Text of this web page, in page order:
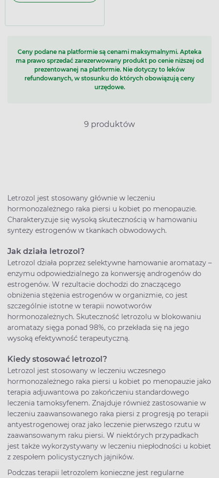
Ceny podane na platformie są cenami maksymalnymi. Apteka
ma prawo sprzedać zarezerwowany produkt po cenie niższej od
prezentowanej na platformie. Nie dotyczy to leków
refundowanych, w stosunku do których obowiązują ceny
urzędowe.
9 produktów
Letrozol jest stosowany głównie w leczeniu
hormonozależnego raka piersi u kobiet po menopauzie.
Charakteryzuje się wysoką skutecznością w hamowaniu
syntezy estrogenów w tkankach obwodowych.
Jak działa letrozol?
Letrozol działa poprzez selektywne hamowanie aromatazy –
enzymu odpowiedzialnego za konwersję androgenów do
estrogenów. W rezultacie dochodzi do znaczącego
obniżenia stężenia estrogenów w organizmie, co jest
szczególnie istotne w terapii nowotworów
hormonozależnych. Skuteczność letrozolu w blokowaniu
aromatazy sięga ponad 98%, co przekłada się na jego
wysoką efektywność terapeutyczną.
Kiedy stosować letrozol?
Letrozol jest stosowany w leczeniu wczesnego
hormonozależnego raka piersi u kobiet po menopauzie jako
terapia adjuwantowa po zakończeniu standardowego
leczenia tamoksyfenem. Znajduje również zastosowanie w
leczeniu zaawansowanego raka piersi z progresją po terapii
antyestrogenowej oraz jako leczenie pierwszego rzutu w
zaawansowanym raku piersi. W niektórych przypadkach
jest także wykorzystywany w leczeniu niepłodności u kobiet
z zespołem policystycznych jajników.
Podczas terapii letrozolem konieczne jest regularne